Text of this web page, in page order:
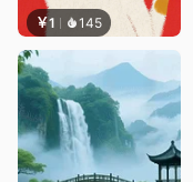
￥1 145